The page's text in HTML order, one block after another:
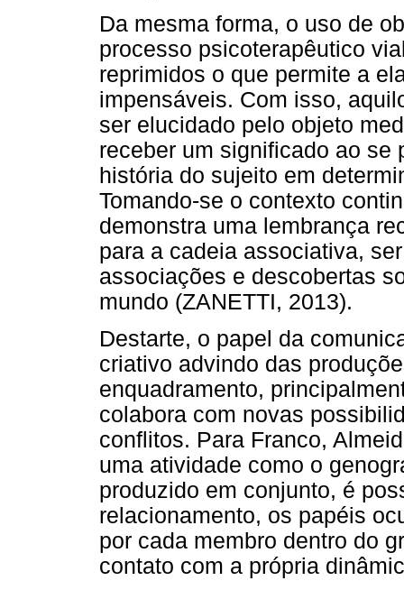
Da mesma forma, o uso de
processo psicoterapêutico
reprimidos o que permite a
impensáveis. Com isso,
ser elucidado pelo objeto
receber um significado ao se
história do sujeito em
Tomando-se o contexto
demonstra uma lembrança
para a cadeia associativa,
associações e descobertas
mundo (ZANETTI, 2013).
Destarte, o papel da
criativo advindo das
enquadramento,
colabora com novas
conflitos. Para Franco,
uma atividade como o
produzido em conjunto, é
relacionamento, os papéis
por cada membro dentro do
contato com a própria